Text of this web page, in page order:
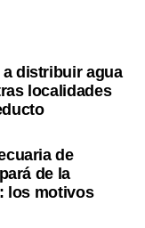
distribuir agua
localidades
de
de la
los motivos